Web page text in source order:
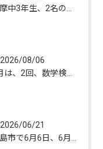
2026/08/06
2026/06/21